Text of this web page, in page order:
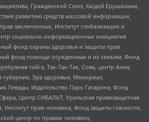
Гражданский Союз, Хасдей Ерушалаим,
развитию средств массовой информации,
заключенных, Институт глобализации и
социально-информационных инициатив
фонд охраны здоровья и защиты прав
фонд помощи осужденным и их семьям, Фонд
тайга, Так-Так-Так, Сова, центр Анна,
губерния, Эра здоровья, Мемориал,
Левады, Издательство Парк Гагарина, Фонд
Центр СИБАЛЬТ, Уральская правозащитная
прав человека, Фонд защиты гласности,
центр по правам человека,